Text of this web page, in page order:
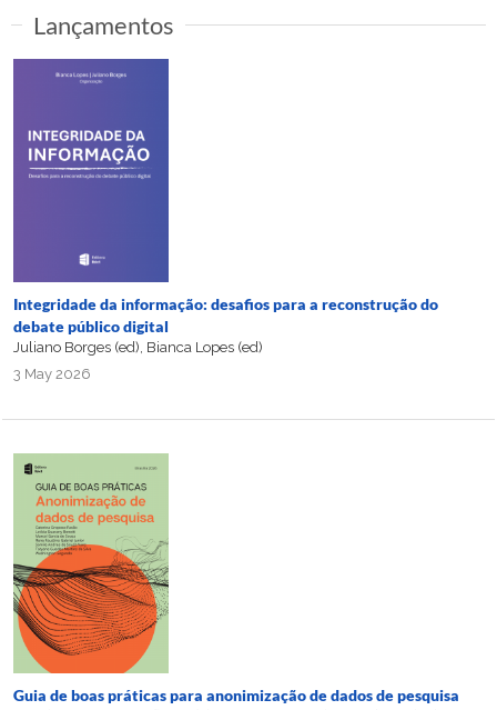
Lançamentos
Integridade da informação: desafios para a reconstrução do
debate público digital
Juliano Borges (ed), Bianca Lopes (ed)
3 May 2026
Guia de boas práticas para anonimização de dados de pesquisa